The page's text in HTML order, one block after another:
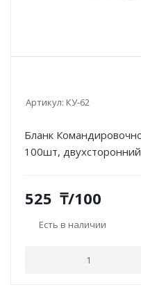
Артикул: КУ-62
Бланк
100шт, двухсторонний
525 ₸/100
Есть в наличии